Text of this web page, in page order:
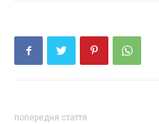
попередня стаття